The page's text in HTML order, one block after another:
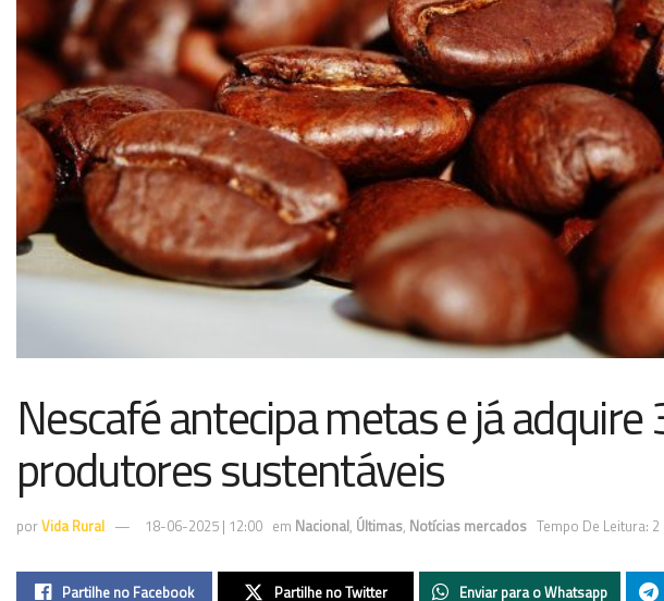
Nescafé antecipa metas e já adquire
produtores sustentáveis
porVida Rural 18-06-2025 | 12:00 em Nacional, Últimas, Notícias mercados Tempo De Leitura:
Partilhe no Facebook Partilhe no Twitter Enviar para o Whatsapp